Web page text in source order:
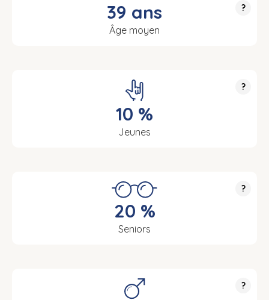
?
39 ans
Âge moyen
?
10 %
Jeunes
?
20 %
Seniors
?